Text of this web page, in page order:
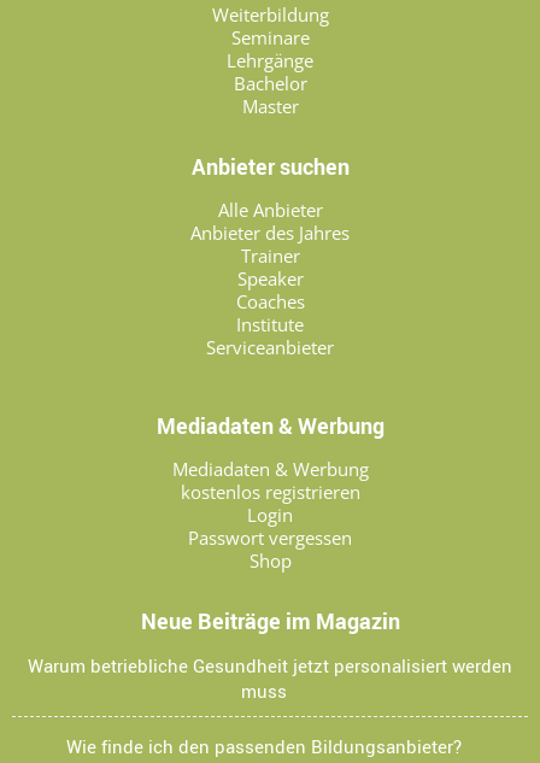
Weiterbildung
Seminare
Lehrgänge
Bachelor
Master
Anbieter suchen
Alle Anbieter
Anbieter des Jahres
Trainer
Speaker
Coaches
Institute
Serviceanbieter
Mediadaten & Werbung
Mediadaten & Werbung
kostenlos registrieren
Login
Passwort vergessen
Shop
Neue Beiträge im Magazin
Warum betriebliche Gesundheit jetzt personalisiert werden
muss
Wie finde ich den passenden Bildungsanbieter?